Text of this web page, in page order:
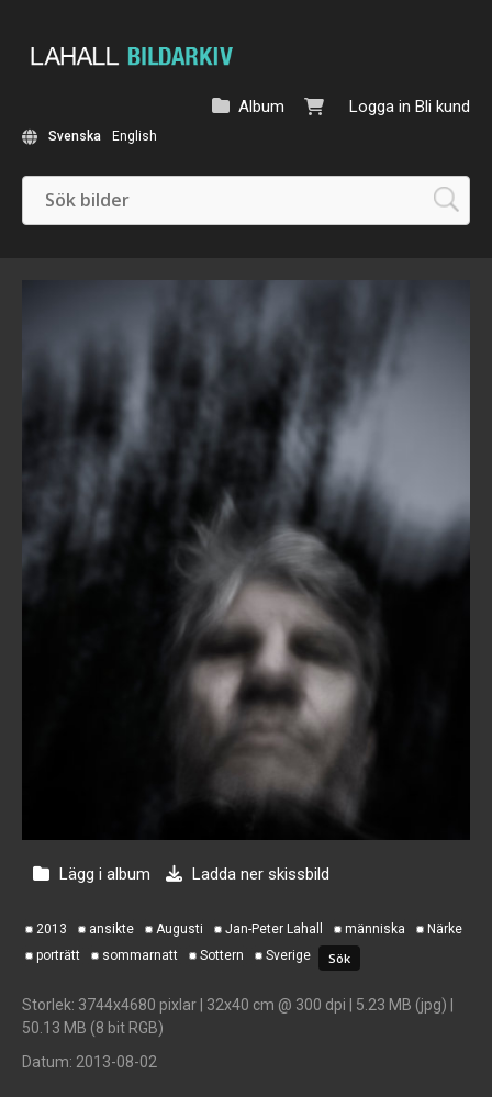
Logga in Bli kund
Album
Svenska English
Lägg i album Ladda ner skissbild
2013 ansikte Augusti Jan-Peter Lahall människa
Närke
porträtt
sommarnatt Sottern Sverige
Storlek: 3744x4680 pixlar | 32x40 cm @ 300 dpi | 5.23 MB (jpg) |
50.13 MB (8 bit RGB)
Datum: 2013-08-02